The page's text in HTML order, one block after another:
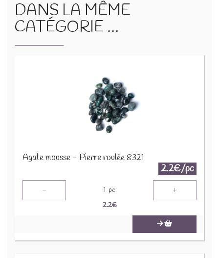
DANS LA MÊME
CATÉGORIE ...
Agate mousse - Pierre roulée 8321
2.2€/pc
- 1 pc +
2.2€